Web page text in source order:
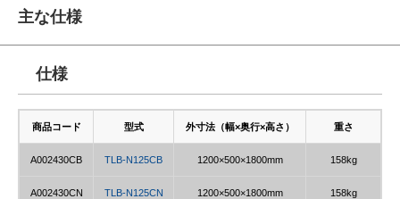
主な仕様
仕様
商品コード 型式 外寸法（幅×奥行×高さ） 重さ
A002430CB TLB-N125CB 1200×500×1800mm 158kg
A002430CN TLB-N125CN 1200×500×1800mm 158kg